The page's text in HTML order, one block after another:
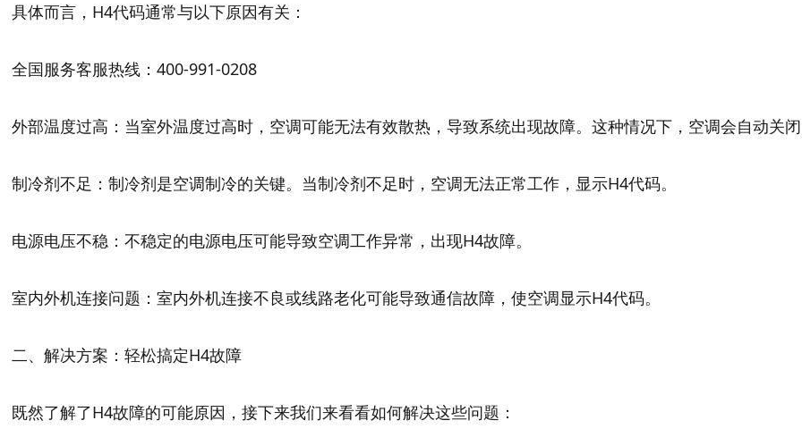
具体而言，H4代码通常与以下原因有关：
全国服务客服热线：400-991-0208
外部温度过高：当室外温度过高时，空调可能无法有效散热，导致系统出现故障。这种情况下，空调会自动关
制冷剂不足：制冷剂是空调制冷的关键。当制冷剂不足时，空调无法正常工作，显示H4代码。
电源电压不稳：不稳定的电源电压可能导致空调工作异常，出现H4故障。
室内外机连接问题：室内外机连接不良或线路老化可能导致通信故障，使空调显示H4代码。
二、解决方案：轻松搞定H4故障
既然了解了H4故障的可能原因，接下来我们来看看如何解决这些问题：